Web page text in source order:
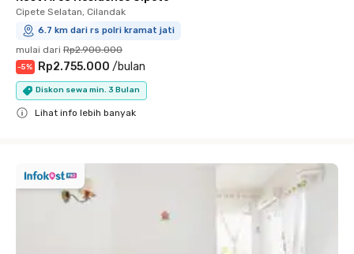
Cipete Selatan, Cilandak
6.7 km dari rs polri kramat jati
mulai dari Rp2.900.000
-5% Rp2.755.000 /bulan
Diskon sewa min. 3 Bulan
Lihat info lebih banyak